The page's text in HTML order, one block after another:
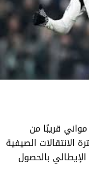
قريبًا من
الانتقالات الصيفية
بالحصول